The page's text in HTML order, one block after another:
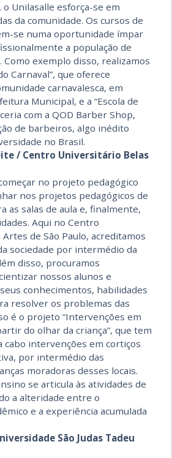
o Unilasalle esforça-se em
da comunidade. Os cursos de
se numa oportunidade ímpar
a população de
Como exemplo disso, realizamos
Carnaval”, que oferece
carnavalesca, em
Municipal, e a “Escola de
com a QOD Barber Shop,
de barbeiros, algo inédito
no Brasil.
/ Centro Universitário Belas
no projeto pedagógico
nos projetos pedagógicos de
as salas de aula e, finalmente,
Aqui no Centro
de São Paulo, acreditamos
sociedade por intermédio da
disso, procuramos
nossos alunos e
conhecimentos, habilidades
resolver os problemas das
é o projeto “Intervenções em
do olhar da criança”, que tem
cabo intervenções em cortiços
por intermédio das
moradoras desses locais.
se articula às atividades de
a alteridade entre o
e a experiência acumulada
São Judas Tadeu